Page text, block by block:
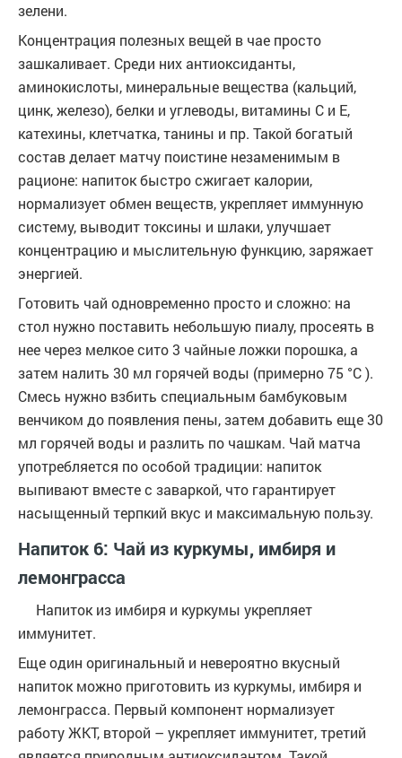
зелени.
Концентрация полезных вещей в чае просто
зашкаливает. Среди них антиоксиданты,
аминокислоты, минеральные вещества (кальций,
цинк, железо), белки и углеводы, витамины С и Е,
катехины, клетчатка, танины и пр. Такой богатый
состав делает матчу поистине незаменимым в
рационе: напиток быстро сжигает калории,
нормализует обмен веществ, укрепляет иммунную
систему, выводит токсины и шлаки, улучшает
концентрацию и мыслительную функцию, заряжает
энергией.
Готовить чай одновременно просто и сложно: на
стол нужно поставить небольшую пиалу, просеять в
нее через мелкое сито 3 чайные ложки порошка, а
затем налить 30 мл горячей воды (примерно 75 °C ).
Смесь нужно взбить специальным бамбуковым
венчиком до появления пены, затем добавить еще 30
мл горячей воды и разлить по чашкам. Чай матча
употребляется по особой традиции: напиток
выпивают вместе с заваркой, что гарантирует
насыщенный терпкий вкус и максимальную пользу.
Напиток 6: Чай из куркумы, имбиря и
лемонграсса
Напиток из имбиря и куркумы укрепляет
иммунитет.
Еще один оригинальный и невероятно вкусный
напиток можно приготовить из куркумы, имбиря и
лемонграсса. Первый компонент нормализует
работу ЖКТ, второй – укрепляет иммунитет, третий